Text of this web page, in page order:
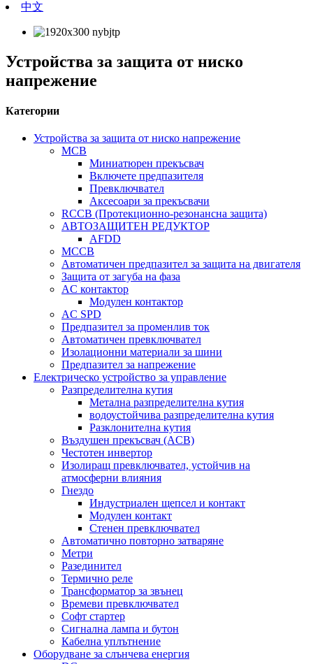
中文
Устройства за защита от ниско
напрежение
Категории
Устройства за защита от ниско напрежение
MCB
Миниатюрен прекъсвач
Включете предпазителя
Превключвател
Аксесоари за прекъсвачи
RCCB (Протекционно-резонансна защита)
АВТОЗАЩИТЕН РЕДУКТОР
AFDD
MCCB
Автоматичен предпазител за защита на двигателя
Защита от загуба на фаза
AC контактор
Модулен контактор
AC SPD
Предпазител за променлив ток
Автоматичен превключвател
Изолационни материали за шини
Предпазител за напрежение
Електрическо устройство за управление
Разпределителна кутия
Метална разпределителна кутия
водоустойчива разпределителна кутия
Разклонителна кутия
Въздушен прекъсвач (ACB)
Честотен инвертор
Изолиращ превключвател, устойчив на
атмосферни влияния
Гнездо
Индустриален щепсел и контакт
Модулен контакт
Стенен превключвател
Автоматично повторно затваряне
Метри
Разединител
Термично реле
Трансформатор за звънец
Времеви превключвател
Софт стартер
Сигнална лампа и бутон
Кабелна уплътнение
Оборудване за слънчева енергия